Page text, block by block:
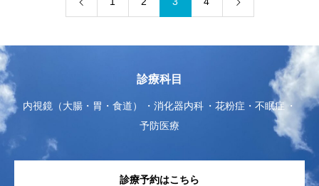
診療科目
内視鏡（大腸・胃・食道） 消化器内科
花粉症・不眠症
予防医療
診療予約はこちら